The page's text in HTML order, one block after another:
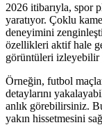
2026 itibarıyla, spor
yaratıyor. Çoklu
deneyimini
özellikleri aktif hale
görüntüleri
Örneğin, futbol
detaylarını
anlık görebilirsiniz.
yakın hissetmesini